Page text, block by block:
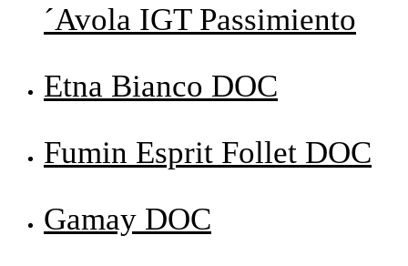
´Avola IGT Passimiento
Etna Bianco DOC
Fumin Esprit Follet DOC
Gamay DOC